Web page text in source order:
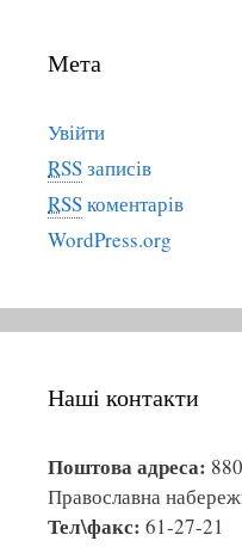
р
ї
Мета
Увійти
RSSзаписів
RSSкоментарів
WordPress.org
Наші контакти
Поштова адреса:
Православна
Тел\факс: 61-27-21